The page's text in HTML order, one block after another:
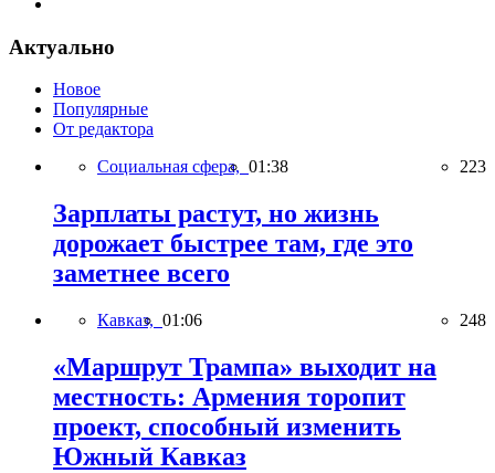
Актуально
Новое
Популярные
От редактора
Социальная сфера, 01:38 223
Зарплаты растут, но жизнь
дорожает быстрее там, где это
заметнее всего
Кавказ, 01:06 248
«Маршрут Трампа» выходит на
местность: Армения торопит
проект, способный изменить
Южный Кавказ